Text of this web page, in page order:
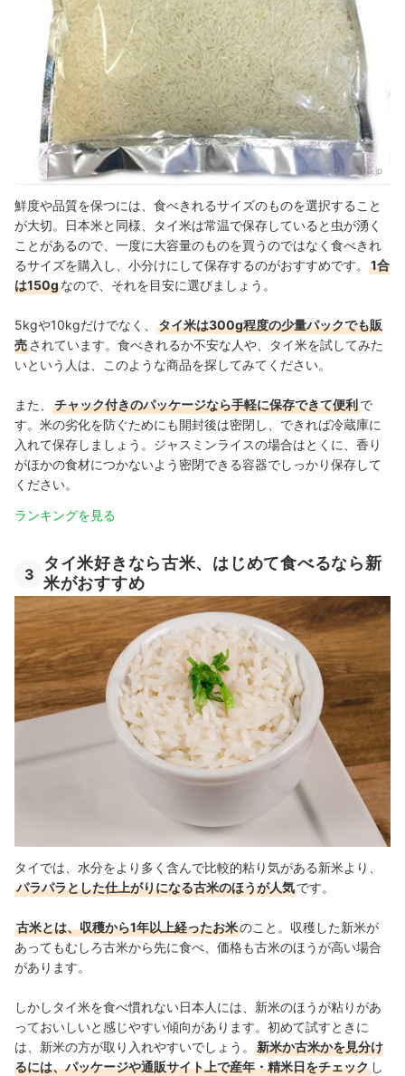
出典： amazon.co.jp
鮮度や品質を保つには、食べきれるサイズのものを選択すること
が大切。日本米と同様、タイ米は常温で保存していると虫が湧く
ことがあるので、一度に大容量のものを買うのではなく食べきれ
るサイズを購入し、小分けにして保存するのがおすすめです。
1合
は150gなので、それを目安に選びましょう。
5kgや10kgだけでなく、
タイ米は300g程度の少量パックでも販
売されています。食べきれるか不安な人や、タイ米を試してみた
いという人は、このような商品を探してみてください。
また、 チャック付きのパッケージなら手軽に保存できて便利で
す。米の劣化を防ぐためにも開封後は密閉し、できれば冷蔵庫に
入れて保存しましょう。ジャスミンライスの場合はとくに、香り
がほかの食材につかないよう密閉できる容器でしっかり保存して
ください。
ランキングを見る
3
タイ米好きなら古米、はじめて食べるなら新
米がおすすめ
タイでは、水分をより多く含んで比較的粘り気がある新米より、
パラパラとした仕上がりになる古米のほうが人気です。
古米とは、収穫から1年以上経ったお米のこと。収穫した新米が
あってもむしろ古米から先に食べ、価格も古米のほうが高い場合
があります。
しかしタイ米を食べ慣れない日本人には、新米のほうが粘りがあ
っておいしいと感じやすい傾向があります。初めて試すときに
は、新米の方が取り入れやすいでしょう。
新米か古米かを見分け
るには、パッケージや通販サイト上で産年・精米日をチェック し